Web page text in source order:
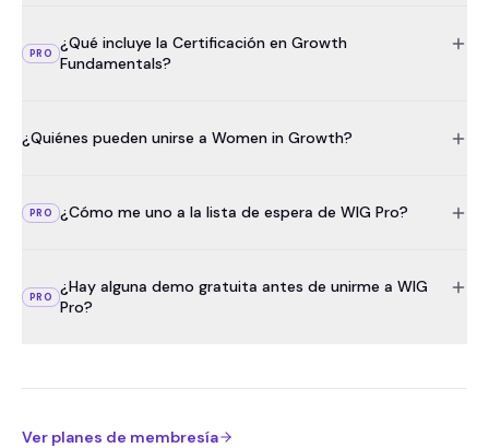
PRO
¿Qué incluye la Certificación en Growth
Fundamentals?
¿Quiénes pueden unirse a Women in Growth?
PRO ¿Cómo me uno a la lista de espera de WIG Pro?
PRO
¿Hay alguna demo gratuita antes de unirme a WIG
Pro?
Ver planes de membresía